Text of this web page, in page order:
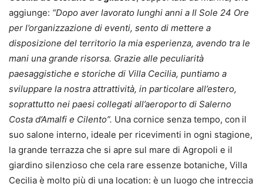
aggiunge: “Dopo aver lavorato lunghi anni a Il Sole 24 Ore
per l’organizzazione di eventi, sento di mettere a
disposizione del territorio la mia esperienza, avendo tra le
mani una grande risorsa. Grazie alle peculiarità
paesaggistiche e storiche di Villa Cecilia, puntiamo a
sviluppare la nostra attrattività, in particolare all’estero,
soprattutto nei paesi collegati all’aeroporto di Salerno
Costa d’Amalfi e Cilento”. Una cornice senza tempo, con il
suo salone interno, ideale per ricevimenti in ogni stagione,
la grande terrazza che si apre sul mare di Agropoli e il
giardino silenzioso che cela rare essenze botaniche, Villa
Cecilia è molto più di una location: è un luogo che intreccia